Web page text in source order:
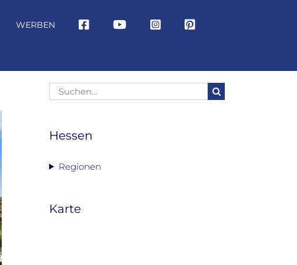
WERBEN
Suche
nach:
Hessen
Regionen
Karte